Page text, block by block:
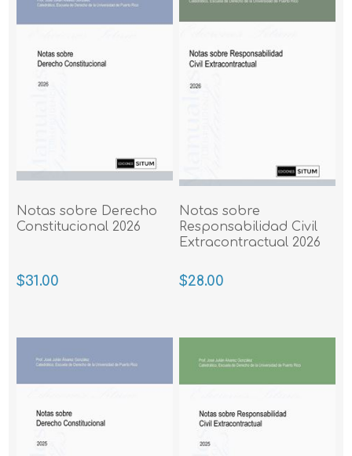
Notas sobre Derecho
Constitucional 2026
$31.00
Notas sobre
Responsabilidad Civil
Extracontractual 2026
$28.00